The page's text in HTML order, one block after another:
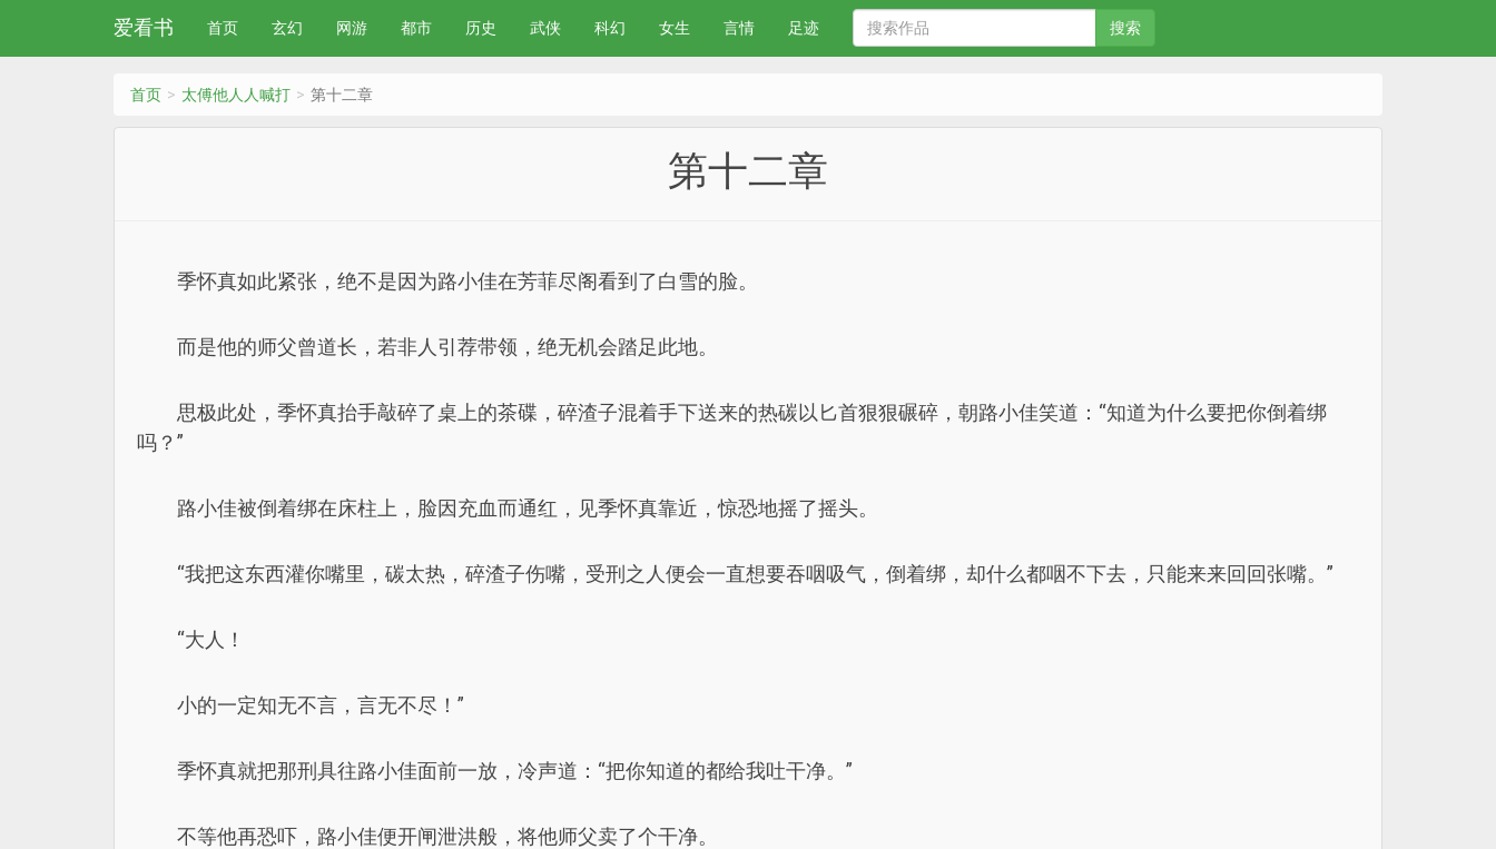
爱看书 首页 玄幻 网游 都市 历史 武侠 科幻 女生 言情 足迹 搜索
首页 太傅他人人喊打 第十二章
第十二章
季怀真如此紧张，绝不是因为路小佳在芳菲尽阁看到了白雪的脸。
而是他的师父曾道长，若非人引荐带领，绝无机会踏足此地。
思极此处，季怀真抬手敲碎了桌上的茶碟，碎渣子混着手下送来的热碳以匕首狠狠碾碎，朝路小佳笑道：“知道为什么要把你倒着绑
吗？”
路小佳被倒着绑在床柱上，脸因充血而通红，见季怀真靠近，惊恐地摇了摇头。
“我把这东西灌你嘴里，碳太热，碎渣子伤嘴，受刑之人便会一直想要吞咽吸气，倒着绑，却什么都咽不下去，只能来来回回张嘴。”
“大人！
小的一定知无不言，言无不尽！”
季怀真就把那刑具往路小佳面前一放，冷声道：“把你知道的都给我吐干净。”
不等他再恐吓，路小佳便开闸泄洪般，将他师父卖了个干净。